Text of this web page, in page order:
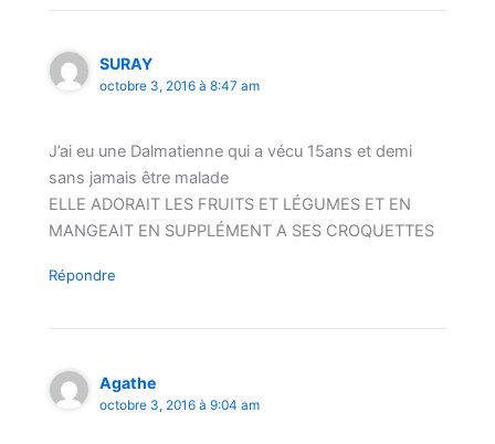
SURAY
octobre 3, 2016 à 8:47 am
J’ai eu une Dalmatienne qui a vécu 15ans et demi
sans jamais être malade
ELLE ADORAIT LES FRUITS ET LÉGUMES ET EN
MANGEAIT EN SUPPLÉMENT A SES CROQUETTES
Répondre
Agathe
octobre 3, 2016 à 9:04 am